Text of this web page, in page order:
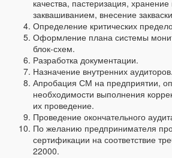
качества, пастеризация,
заквашиванием, внесение
Определение критических
Оформление плана системы
блок-схем.
Разработка документации.
Назначение внутренних аудиторов.
Апробация СМ на предприятии,
необходимости выполнения
их проведение.
Проведение окончательного
По желанию предпринимателя
сертификации на соответствие
22000.